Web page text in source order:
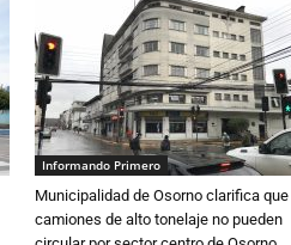
Informando Primero
Municipalidad de Osorno clarifica que
camiones de alto tonelaje no pueden